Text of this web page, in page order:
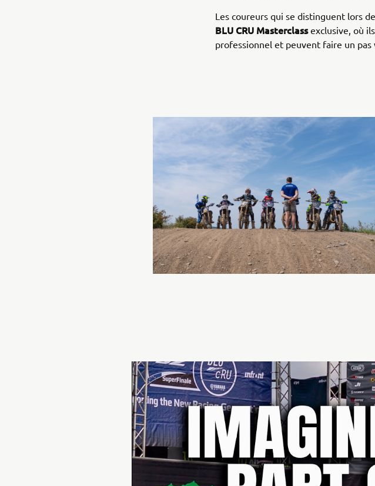
Les coureurs qui se distinguent lors
BLU CRU Masterclassexclusive, où
professionnel et peuvent faire un pas